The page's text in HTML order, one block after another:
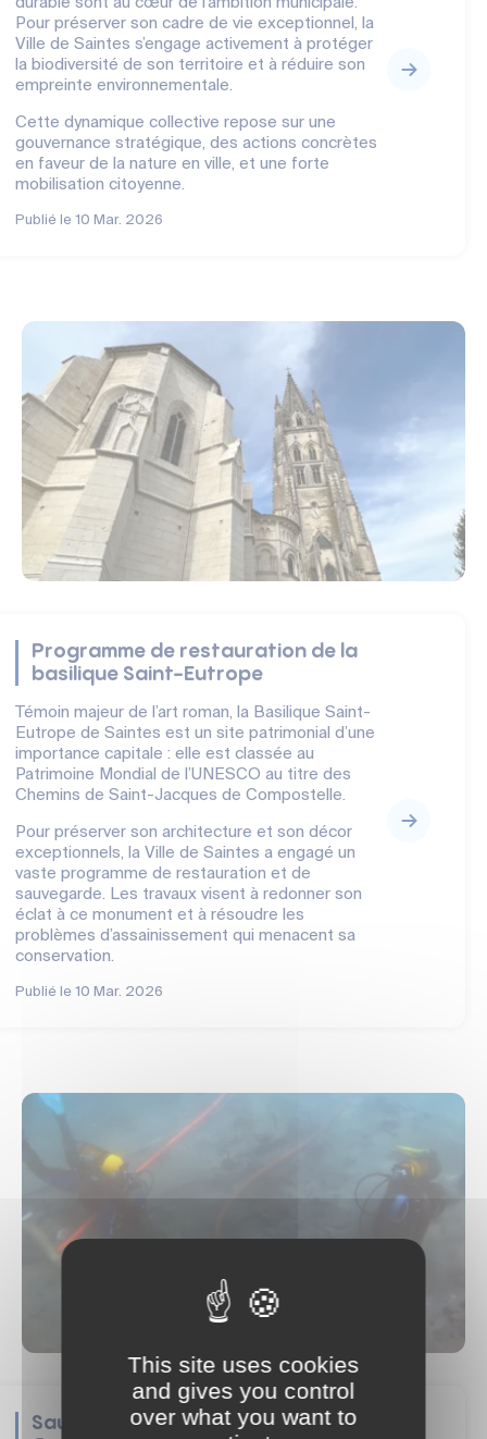
Pour préserver son cadre de vie exceptionnel, la
Ville de Saintes s’engage activement à protéger
la biodiversité de son territoire et à réduire son
empreinte environnementale.
Cette dynamique collective repose sur une
gouvernance stratégique, des actions concrètes
en faveur de la nature en ville, et une forte
mobilisation citoyenne.
Publié le 10 Mar. 2026
Programme de restauration de la
basilique Saint-Eutrope
Témoin majeur de l’art roman, la Basilique Saint-
Eutrope de Saintes est un site patrimonial d’une
importance capitale : elle est classée au
Patrimoine Mondial de l’UNESCO au titre des
Chemins de Saint-Jacques de Compostelle.
Pour préserver son architecture et son décor
exceptionnels, la Ville de Saintes a engagé un
vaste programme de restauration et de
sauvegarde. Les travaux visent à redonner son
éclat à ce monument et à résoudre les
problèmes d’assainissement qui menacent sa
conservation.
Publié le 10 Mar. 2026
Sauvegarde des épaves de
This site uses cookies
and gives you control
over what you want to